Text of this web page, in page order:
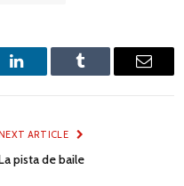
LinkedIn Tumblr Email
NEXT ARTICLE
pista de baile